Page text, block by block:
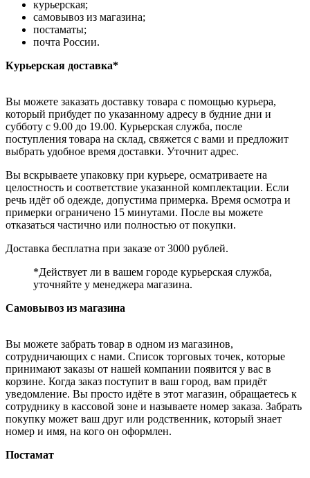
курьерская;
самовывоз из магазина;
постаматы;
почта России.
Курьерская доставка*
Вы можете заказать доставку товара с помощью курьера,
который прибудет по указанному адресу в будние дни и
субботу с 9.00 до 19.00. Курьерская служба, после
поступления товара на склад, свяжется с вами и предложит
выбрать удобное время доставки. Уточнит адрес.
Вы вскрываете упаковку при курьере, осматриваете на
целостность и соответствие указанной комплектации. Если
речь идёт об одежде, допустима примерка. Время осмотра и
примерки ограничено 15 минутами. После вы можете
отказаться частично или полностью от покупки.
Доставка бесплатна при заказе от 3000 рублей.
*Действует ли в вашем городе курьерская служба,
уточняйте у менеджера магазина.
Самовывоз из магазина
Вы можете забрать товар в одном из магазинов,
сотрудничающих с нами. Список торговых точек, которые
принимают заказы от нашей компании появится у вас в
корзине. Когда заказ поступит в ваш город, вам придёт
уведомление. Вы просто идёте в этот магазин, обращаетесь к
сотруднику в кассовой зоне и называете номер заказа. Забрать
покупку может ваш друг или родственник, который знает
номер и имя, на кого он оформлен.
Постамат